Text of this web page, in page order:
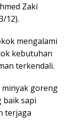
Zaki
12).
mengalami
kebutuhan
terkendali.
minyak goreng
baik sapi
terjaga